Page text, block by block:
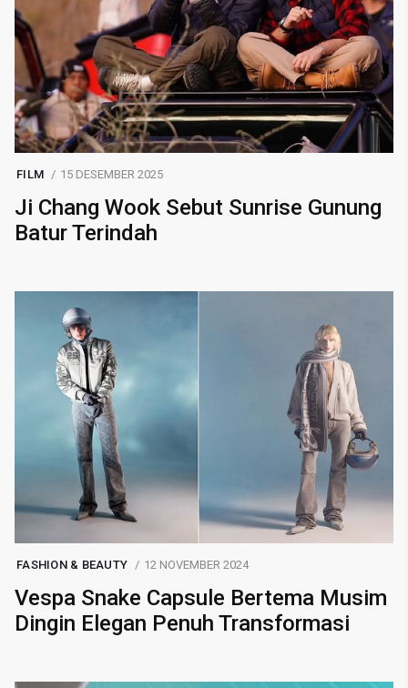
FILM 15 DESEMBER 2025
Ji Chang Wook Sebut Sunrise Gunung
Batur Terindah
FASHION & BEAUTY 12 NOVEMBER 2024
Vespa Snake Capsule Bertema Musim
Dingin Elegan Penuh Transformasi